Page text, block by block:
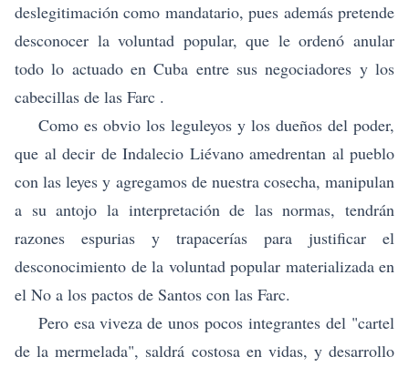
deslegitimación como mandatario, pues además pretende
desconocer la voluntad popular, que le ordenó anular
todo lo actuado en Cuba entre sus negociadores y los
cabecillas de las Farc .
Como es obvio los leguleyos y los dueños del poder,
que al decir de Indalecio Liévano amedrentan al pueblo
con las leyes y agregamos de nuestra cosecha, manipulan
a su antojo la interpretación de las normas, tendrán
razones espurias y trapacerías para justificar el
desconocimiento de la voluntad popular materializada en
el No a los pactos de Santos con las Farc.
Pero esa viveza de unos pocos integrantes del "cartel
de la mermelada", saldrá costosa en vidas, y desarrollo